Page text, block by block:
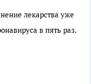
лекарства уже
в пять раз.